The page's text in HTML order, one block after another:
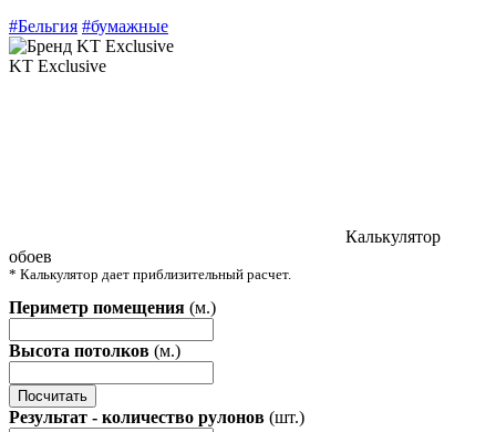
#Бельгия #бумажные
KT Exclusive
Калькулятор
обоев
* Калькулятор дает приблизительный расчет.
Периметр помещения (м.)
Высота потолков (м.)
Посчитать
Результат - количество рулонов (шт.)